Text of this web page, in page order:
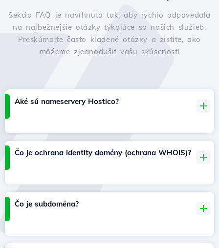
Sekcia FAQ je navrhnutá tak, aby rýchlo odpovedala
na najbežnejšie otázky týkajúce sa našich služieb.
Preskúmajte často kladené otázky a zistite, ako
môžeme zjednodušiť vašu skúsenosť!
Aké sú nameservery Hostico?
Čo je ochrana identity domény (ochrana WHOIS)?
Čo je subdoména?